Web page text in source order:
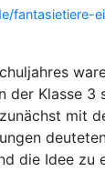
der Klasse
mit
die Idee zu